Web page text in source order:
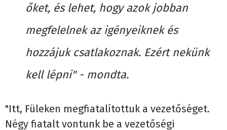
őket, és lehet, hogy azok jobban
megfelelnek az igényeiknek és
hozzájuk csatlakoznak. Ezért nekünk
kell lépni" - mondta.
"Itt, Füleken megfiatalítottuk a vezetőséget.
Négy fiatalt vontunk be a vezetőségi